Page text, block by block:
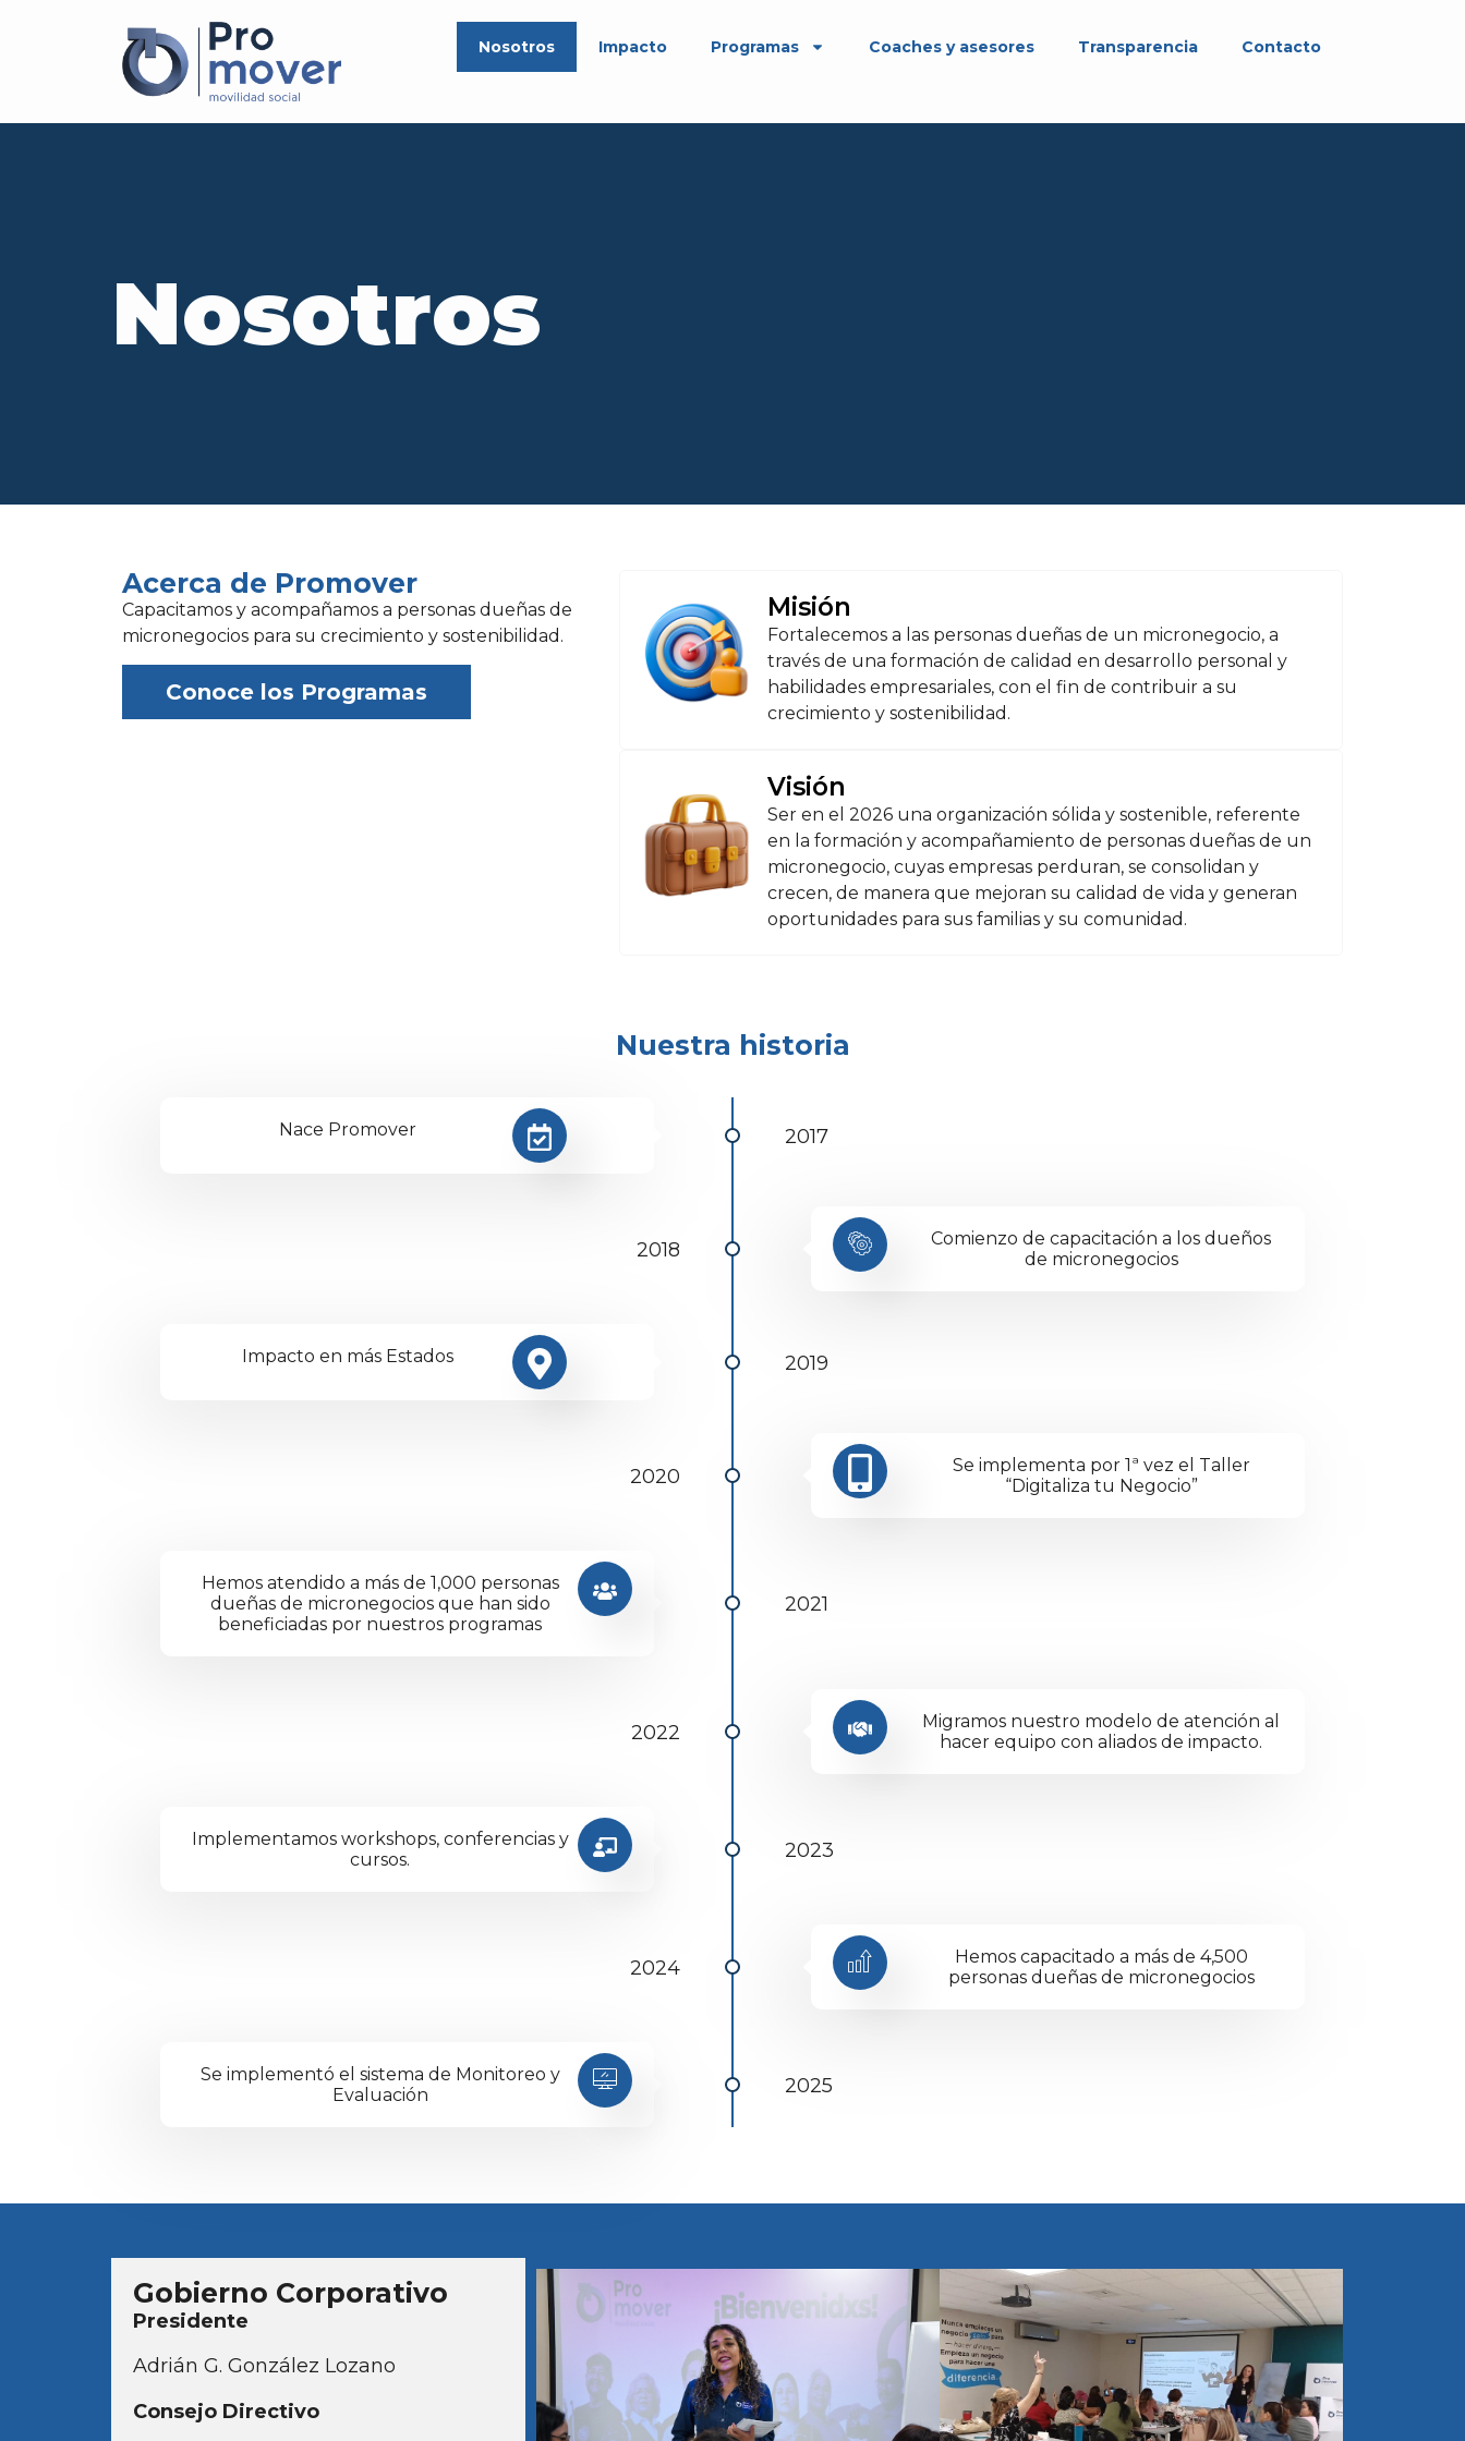
Nosotros Impacto Programas Coaches y asesores Transparencia Contacto
Nosotros
Acerca de Promover
Capacitamos y acompañamos a personas dueñas de
micronegocios para su crecimiento y sostenibilidad.
Conoce los Programas
Misión
Fortalecemos a las personas dueñas de un micronegocio, a
través de una formación de calidad en desarrollo personal y
habilidades empresariales, con el fin de contribuir a su
crecimiento y sostenibilidad.
Visión
Ser en el 2026 una organización sólida y sostenible, referente
en la formación y acompañamiento de personas dueñas de un
micronegocio, cuyas empresas perduran, se consolidan y
crecen, de manera que mejoran su calidad de vida y generan
oportunidades para sus familias y su comunidad.
Nuestra historia
Nace Promover 2017
Comienzo de capacitación a los dueños
de micronegocios
2018
Impacto en más Estados 2019
Se implementa por 1ª vez el Taller
“Digitaliza tu Negocio”
2020
Hemos atendido a más de 1,000 personas
dueñas de micronegocios que han sido
beneficiadas por nuestros programas
2021
Migramos nuestro modelo de atención al
hacer equipo con aliados de impacto.
2022
Implementamos workshops, conferencias y
cursos.
2023
Hemos capacitado a más de 4,500
personas dueñas de micronegocios
2024
Se implementó el sistema de Monitoreo y
Evaluación
2025
Gobierno Corporativo
Presidente
Adrián G. González Lozano
Consejo Directivo